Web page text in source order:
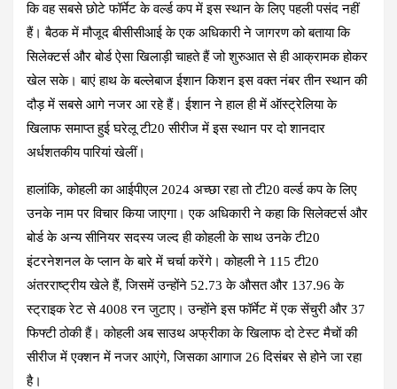
कि वह सबसे छोटे फॉर्मेट के वर्ल्ड कप में इस स्थान के लिए पहली पसंद नहीं
हैं। बैठक में मौजूद बीसीसीआई के एक अधिकारी ने जागरण को बताया कि
सिलेक्टर्स और बोर्ड ऐसा खिलाड़ी चाहते हैं जो शुरुआत से ही आक्रामक होकर
खेल सके। बाएं हाथ के बल्लेबाज ईशान किशन इस वक्त नंबर तीन स्थान की
दौड़ में सबसे आगे नजर आ रहे हैं। ईशान ने हाल ही में ऑस्ट्रेलिया के
खिलाफ समाप्त हुई घरेलू टी20 सीरीज में इस स्थान पर दो शानदार
अर्धशतकीय पारियां खेलीं।
हालांकि, कोहली का आईपीएल 2024 अच्छा रहा तो टी20 वर्ल्ड कप के लिए
उनके नाम पर विचार किया जाएगा। एक अधिकारी ने कहा कि सिलेक्टर्स और
बोर्ड के अन्य सीनियर सदस्य जल्द ही कोहली के साथ उनके टी20
इंटरनेशनल के प्लान के बारे में चर्चा करेंगे। कोहली ने 115 टी20
अंतरराष्ट्रीय खेले हैं, जिसमें उन्होंने 52.73 के औसत और 137.96 के
स्ट्राइक रेट से 4008 रन जुटाए। उन्होंने इस फॉर्मेट में एक सेंचुरी और 37
फिफ्टी ठोकी हैं। कोहली अब साउथ अफ्रीका के खिलाफ दो टेस्ट मैचों की
सीरीज में एक्शन में नजर आएंगे, जिसका आगाज 26 दिसंबर से होने जा रहा
है।